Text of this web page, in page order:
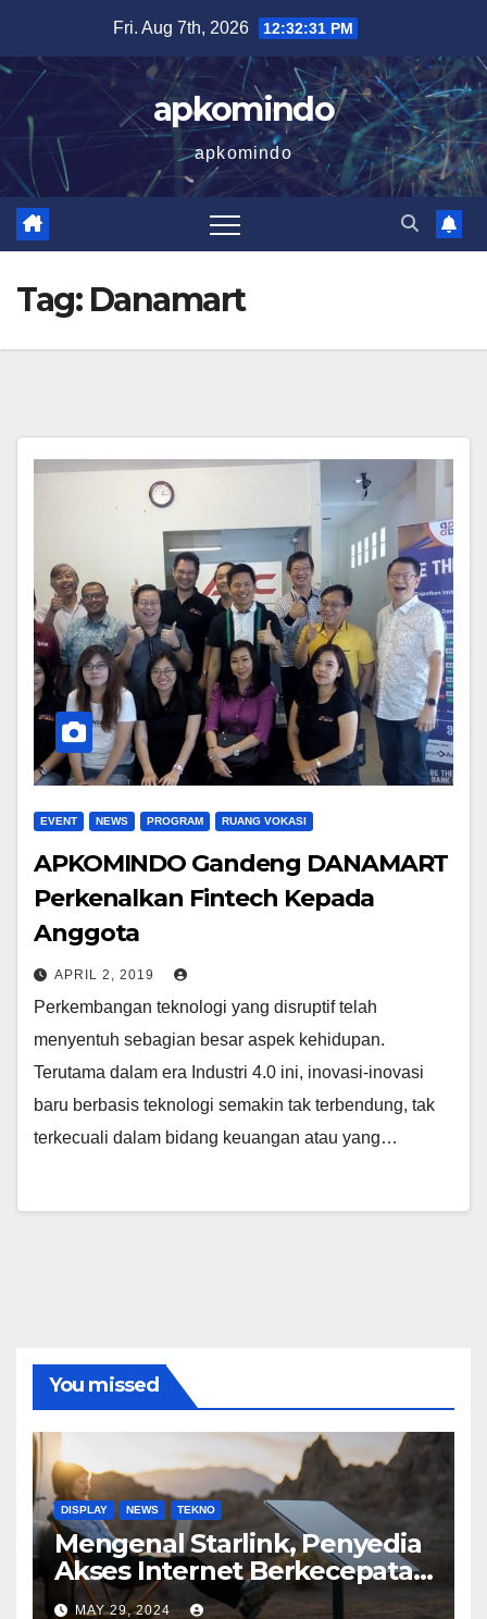
content
Fri. Aug 7th, 2026 12:32:31 PM
apkomindo
apkomindo
Tag: Danamart
EVENT NEWS PROGRAM RUANG VOKASI
APKOMINDO Gandeng DANAMART
Perkenalkan Fintech Kepada
Anggota
APRIL 2, 2019
Perkembangan teknologi yang disruptif telah
menyentuh sebagian besar aspek kehidupan.
Terutama dalam era Industri 4.0 ini, inovasi-inovasi
baru berbasis teknologi semakin tak terbendung, tak
terkecuali dalam bidang keuangan atau yang…
You missed
DISPLAY NEWS TEKNO
Mengenal Starlink, Penyedia
Akses Internet Berkecepatan
Tinggi
MAY 29, 2024